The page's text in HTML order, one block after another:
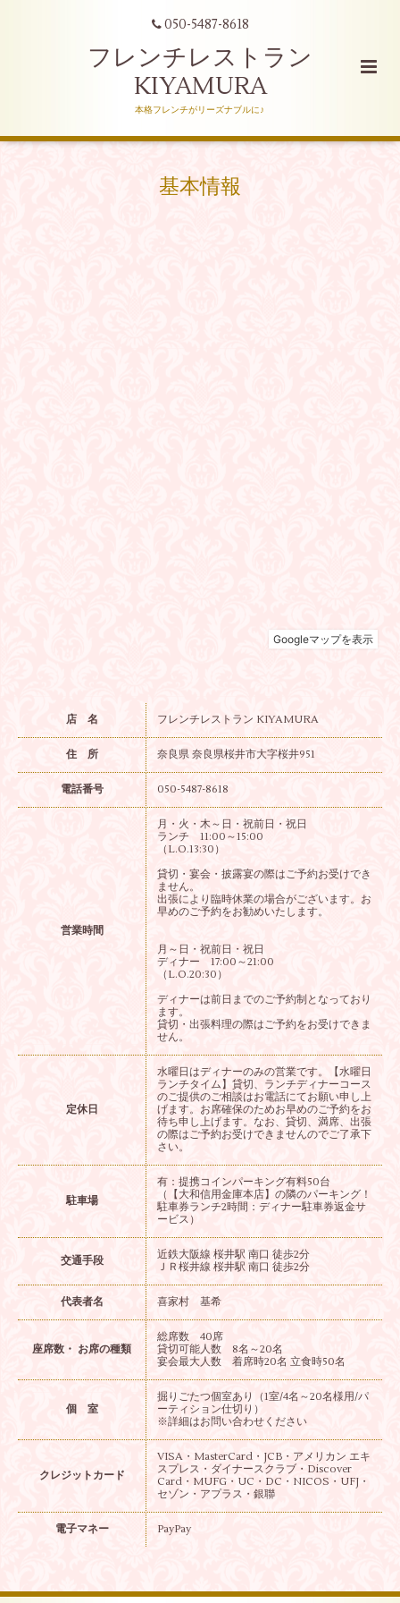
050-5487-8618
フレンチレストラン
KIYAMURA
本格フレンチがリーズナブルに♪
基本情報
店 名 フレンチレストラン KIYAMURA
住 所 奈良県 奈良県桜井市大字桜井951
電話番号 050-5487-8618
営業時間
月・火・木～日・祝前日・祝日
ランチ 11:00～15:00
（L.O.13:30）
貸切・宴会・披露宴の際はご予約お受けでき
ません。
出張により臨時休業の場合がございます。お
早めのご予約をお勧めいたします。
月～日・祝前日・祝日
ディナー 17:00～21:00
（L.O.20:30）
ディナーは前日までのご予約制となっており
ます。
貸切・出張料理の際はご予約をお受けできま
せん。
定休日
水曜日はディナーのみの営業です。【水曜日
ランチタイム】貸切、ランチディナーコース
のご提供のご相談はお電話にてお願い申し上
げます。お席確保のためお早めのご予約をお
待ち申し上げます。なお、貸切、満席、出張
の際はご予約お受けできませんのでご了承下
さい。
駐車場
有：提携コインパーキング有料50台
（【大和信用金庫本店】の隣のパーキング！
駐車券ランチ2時間：ディナー駐車券返金サ
ービス）
交通手段
近鉄大阪線 桜井駅 南口 徒歩2分
ＪＲ桜井線 桜井駅 南口 徒歩2分
代表者名 喜家村 基希
座席数・ お席の種類
総席数 40席
貸切可能人数 8名～20名
宴会最大人数 着席時20名 立食時50名
個 室
掘りごたつ個室あり（1室/4名～20名様用/パ
ーティション仕切り）
※詳細はお問い合わせください
クレジットカード
VISA・MasterCard・JCB・アメリカン エキ
スプレス・ダイナースクラブ・Discover
Card・MUFG・UC・DC・NICOS・UFJ・
セゾン・アプラス・銀聯
電子マネー PayPay